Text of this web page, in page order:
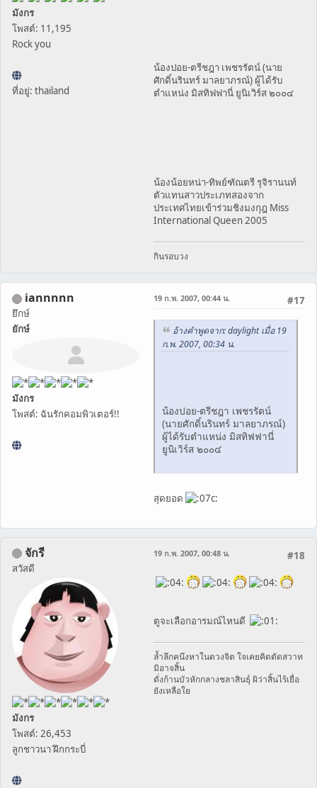
มังกร
โพสต์: 11,195
Rock you
ที่อยู่: thailand
น้องปอย-ตรีชฎา เพชรรัตน์ (นาย
ศักดิ์นรินทร์ มาลยาภรณ์) ผู้ได้รับ
ตำแหน่ง มิสทิฟฟานี่ ยูนิเวิร์ส ๒๐๐๔
น้องน้อยหน่า-ทิพย์ฑัณตรี รุจิรานนท์
ตัวแทนสาวประเภทสองจาก
ประเทศไทยเข้าร่วมชิงมงกุฎ Miss
International Queen 2005
กินรอบวง
iannnnn
ยึกษ์
ยักษ์
มังกร
โพสต์: ฉันรักคอมพิวเตอร์!!
#17
19 ก.พ. 2007, 00:44 น.
อ้างคำพูดจาก: daylight เมื่อ 19
ก.พ. 2007, 00:34 น.
น้องปอย-ตรีชฎา เพชรรัตน์
(นายศักดิ์นรินทร์ มาลยาภรณ์)
ผู้ได้รับตำแหน่ง มิสทิฟฟานี่
ยูนิเวิร์ส ๒๐๐๔
สุดยอด
จักรี
สวัสดี
มังกร
โพสต์: 26,453
ลูกชาวนา ฝึกกระบี่
#18
19 ก.พ. 2007, 00:48 น.
ตูจะเลือกอารมณ์ไหนดี
ล้ำลึกคนึงหาในดวงจิต ใจเคยคิดตัดสวาท
มิอาจสิ้น
ดั่งก้านบัวหักกลางชลาสินธุ์ ผิว่าสิ้นไร้เยื่อ
ยังเหลือใย